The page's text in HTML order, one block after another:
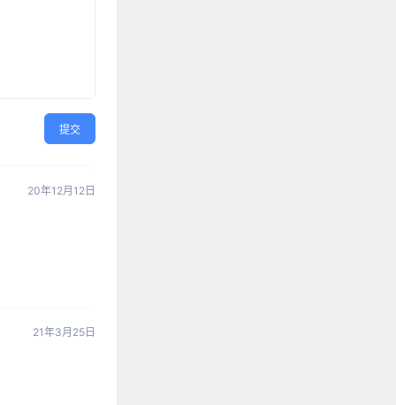
提交
20年12月12日
21年3月25日